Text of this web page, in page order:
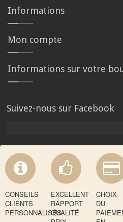
Informations
Mon compte
Informations sur votre
Suivez-nous sur Facebook
CONSEILS
CLIENTS
PERSONNALISÉS
EXCELLENT
RAPPORT
QUALITÉ
CHOIX
DU